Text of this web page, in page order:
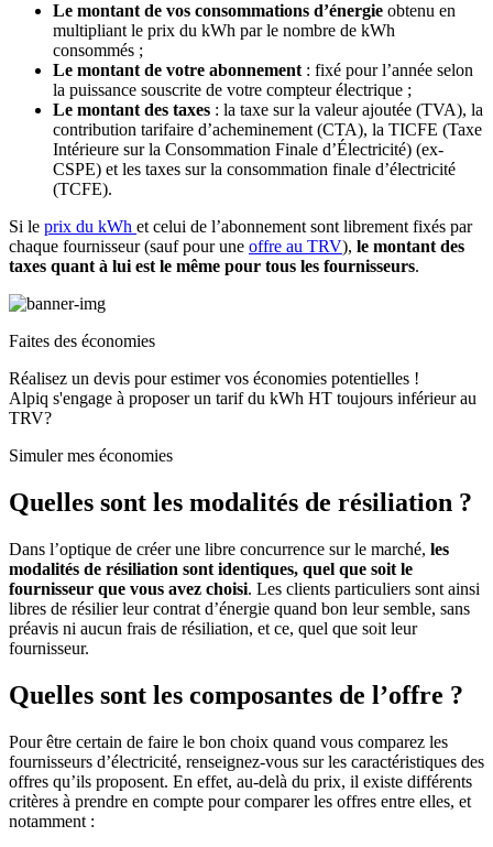
Le montant de vos consommations d’énergie obtenu en
multipliant le prix du kWh par le nombre de kWh
consommés ;
Le montant de votre abonnement : fixé pour l’année selon
la puissance souscrite de votre compteur électrique ;
Le montant des taxes : la taxe sur la valeur ajoutée (TVA), la
contribution tarifaire d’acheminement (CTA), la TICFE (Taxe
Intérieure sur la Consommation Finale d’Électricité) (ex-
CSPE) et les taxes sur la consommation finale d’électricité
(TCFE).
Si le prix du kWh et celui de l’abonnement sont librement fixés par
chaque fournisseur (sauf pour une offre au TRV), le montant des
taxes quant à lui est le même pour tous les fournisseurs.
Faites des économies
Réalisez un devis pour estimer vos économies potentielles !
Alpiq s'engage à proposer un tarif du kWh HT toujours inférieur au
TRV?
Simuler mes économies
Quelles sont les modalités de résiliation ?
Dans l’optique de créer une libre concurrence sur le marché, les
modalités de résiliation sont identiques, quel que soit le
fournisseur que vous avez choisi. Les clients particuliers sont ainsi
libres de résilier leur contrat d’énergie quand bon leur semble, sans
préavis ni aucun frais de résiliation, et ce, quel que soit leur
fournisseur.
Quelles sont les composantes de l’offre ?
Pour être certain de faire le bon choix quand vous comparez les
fournisseurs d’électricité, renseignez-vous sur les caractéristiques des
offres qu’ils proposent. En effet, au-delà du prix, il existe différents
critères à prendre en compte pour comparer les offres entre elles, et
notamment :